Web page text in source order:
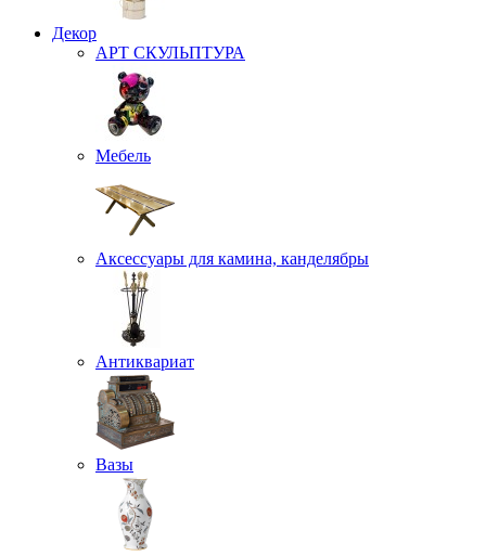
Декор
АРТ СКУЛЬПТУРА
Мебель
Аксессуары для камина, канделябры
Антиквариат
Вазы